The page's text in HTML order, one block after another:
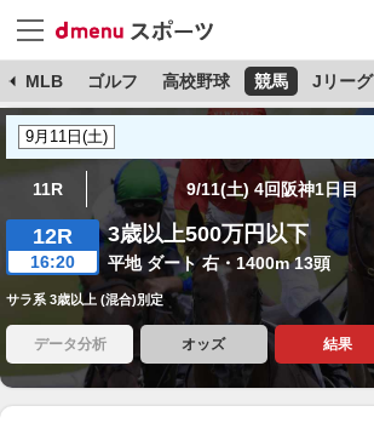
MLB ゴルフ 高校野球 競馬 Jリーグ
11R 9/11(土) 4回阪神1日目
12R
16:20
3歳以上500万円以下
平地 ダート 右・1400m 13頭
サラ系 3歳以上 (混合)別定
データ分析 オッズ 結果